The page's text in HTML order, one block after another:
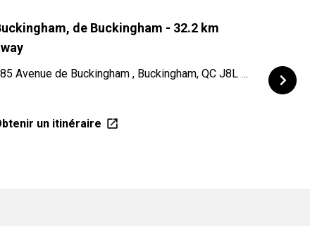
de Buckingham - 32.2 km
385 Avenue de Buckingham , Buckingham, QC J8L 2G8
un itinéraire